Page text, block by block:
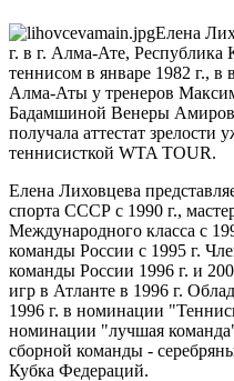
Елена
г. в г. Алма-Ате, Республика
теннисом в январе 1982 г., в
Алма-Аты у тренеров
Бадамшиной Венеры
получала аттестат зрелости
теннисисткой WTA TOUR.
Елена Лиховцева
спорта СССР с 1990 г.,
Международного класса с
команды России с 1995 г.
команды России 1996 г. и
игр в Атланте в 1996 г.
1996 г. в номинации
номинации "лучшая
сборной команды -
Кубка Федераций.